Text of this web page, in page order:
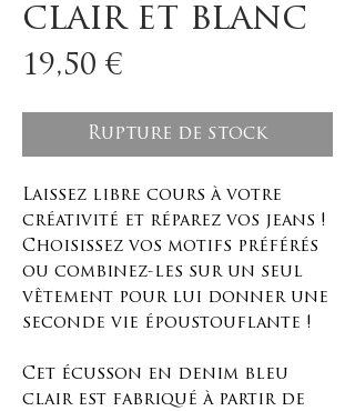
clair et blanc
19,50 €Prix
Rupture de stock
Laissez libre cours à votre
créativité et réparez vos jeans !
Choisissez vos motifs préférés
ou combinez-les sur un seul
vêtement pour lui donner une
seconde vie époustouflante !
Cet écusson en denim bleu
clair est fabriqué à partir de